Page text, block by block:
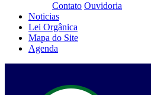
Contato Ouvidoria
Noticias
Lei Orgânica
Mapa do Site
Agenda